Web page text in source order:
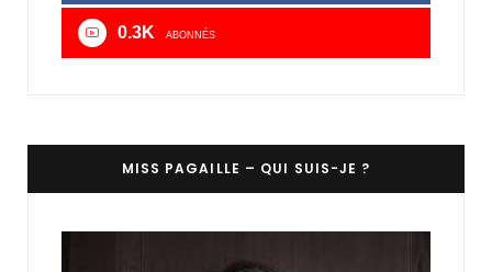
0.3K ABONNÉS
MISS PAGAILLE – QUI SUIS-JE ?